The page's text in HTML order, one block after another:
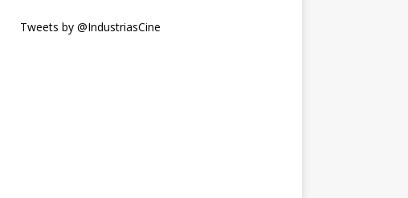
Tweets by @IndustriasCine